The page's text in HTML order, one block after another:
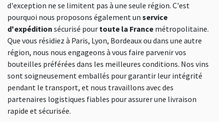
d'exception ne se limitent pas à une seule région. C'est
pourquoi nous proposons également un service
d'expédition sécurisé pour toute la France métropolitaine.
Que vous résidiez à Paris, Lyon, Bordeaux ou dans une autre
région, nous nous engageons à vous faire parvenir vos
bouteilles préférées dans les meilleures conditions. Nos vins
sont soigneusement emballés pour garantir leur intégrité
pendant le transport, et nous travaillons avec des
partenaires logistiques fiables pour assurer une livraison
rapide et sécurisée.